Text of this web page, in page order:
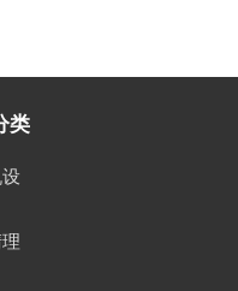
扒谷机的价格自然更有竞争
，只要每个商家勤加比对网
类